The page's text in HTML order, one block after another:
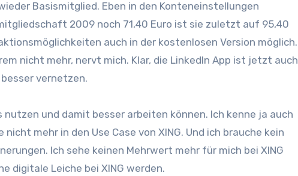
Basismitglied. Eben in den Konteneinstellungen
2009 noch 71,40 Euro ist sie zuletzt auf 95,40
auch in der kostenlosen Version möglich.
nicht mehr, nervt mich. Klar, die LinkedIn App ist jetzt auch
vernetzen.
nutzen und damit besser arbeiten können. Ich kenne ja auch
mehr in den Use Case von XING. Und ich brauche kein
Ich sehe keinen Mehrwert mehr für mich bei XING
digitale Leiche bei XING werden.